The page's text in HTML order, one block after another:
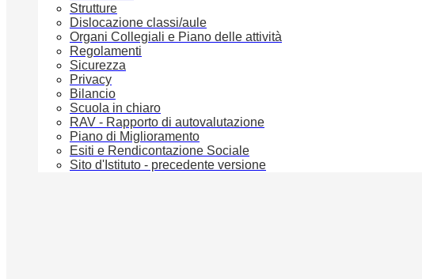
Strutture
Dislocazione classi/aule
Organi Collegiali e Piano delle attività
Regolamenti
Sicurezza
Privacy
Bilancio
Scuola in chiaro
RAV - Rapporto di autovalutazione
Piano di Miglioramento
Esiti e Rendicontazione Sociale
Sito d'Istituto - precedente versione